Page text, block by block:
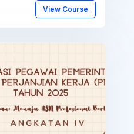
View Course